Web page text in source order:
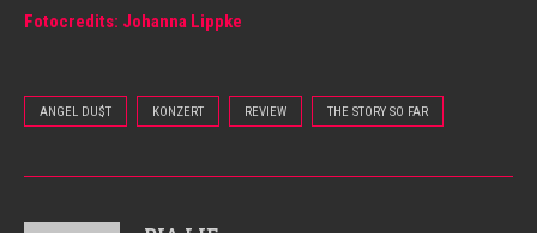
Fotocredits: Johanna Lippke
ANGEL DU$T KONZERT REVIEW THE STORY SO FAR